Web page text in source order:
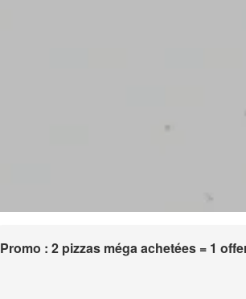
Promo : 2 pizzas méga achetées = 1